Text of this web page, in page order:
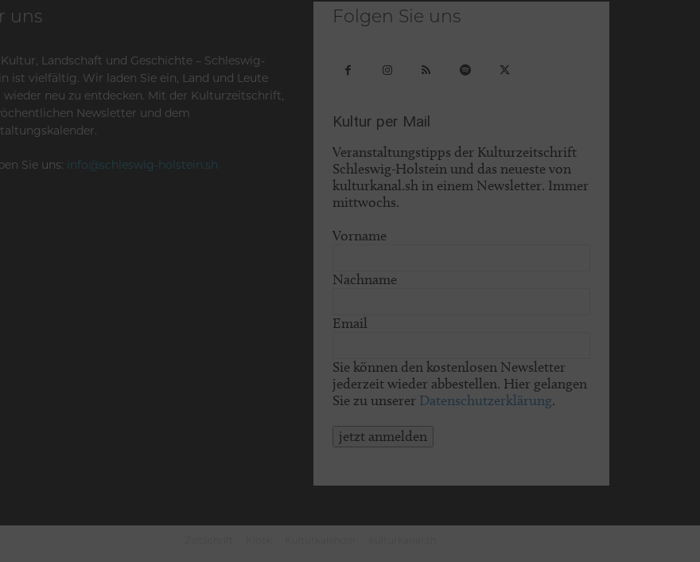
uns
Landschaft und Geschichte – Schleswig-
ist vielfältig. Wir laden Sie ein, Land und Leute
neu zu entdecken. Mit der Kulturzeitschrift,
Newsletter und dem
Sie uns: info@schleswig-holstein.sh
Folgen Sie uns
Kultur per Mail
Veranstaltungstipps der Kulturzeitschrift
Schleswig-Holstein und das neueste von
kulturkanal.sh in einem Newsletter. Immer
mittwochs.
Vorname
Nachname
Email
Sie können den kostenlosen Newsletter
jederzeit wieder abbestellen. Hier gelangen
Sie zu unserer Datenschutzerklärung.
jetzt anmelden